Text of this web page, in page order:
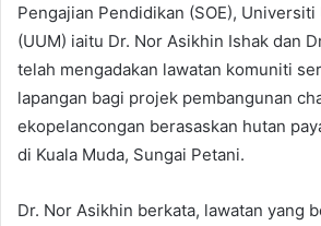
Pengajian Pendidikan (SOE), Universiti
(UUM) iaitu Dr. Nor Asikhin Ishak dan
telah mengadakan lawatan komuniti
lapangan bagi projek pembangunan
ekopelancongan berasaskan hutan
di Kuala Muda, Sungai Petani.
Dr. Nor Asikhin berkata, lawatan yang